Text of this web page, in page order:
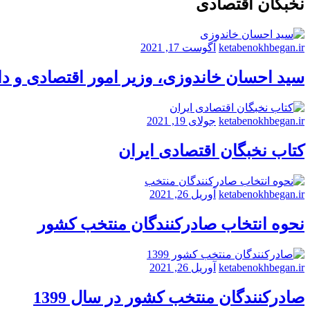
نخبگان اقتصادی
ketabenokhbegan.ir آگوست 17, 2021
سید احسان خاندوزی، وزیر امور اقتصادی و
ketabenokhbegan.ir جولای 19, 2021
کتاب نخبگان اقتصادی ایران
ketabenokhbegan.ir آوریل 26, 2021
نحوه انتخاب صادرکنندگان منتخب کشور
ketabenokhbegan.ir آوریل 26, 2021
صادرکنندگان منتخب کشور در سال 1399